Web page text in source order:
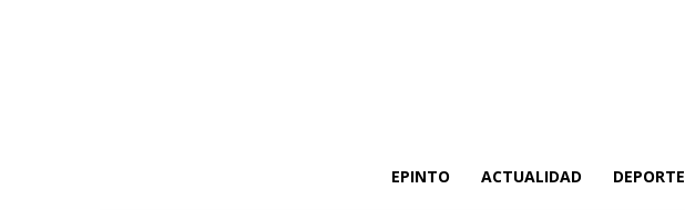
EPINTO
ACTUALIDAD DEPORTE